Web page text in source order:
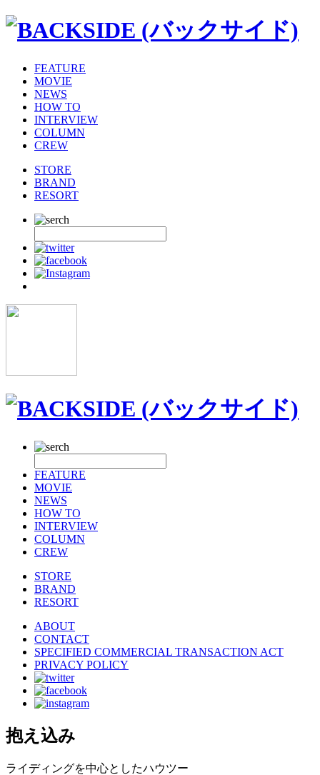
FEATURE
MOVIE
NEWS
HOW TO
INTERVIEW
COLUMN
CREW
STORE
BRAND
RESORT
FEATURE
MOVIE
NEWS
HOW TO
INTERVIEW
COLUMN
CREW
STORE
BRAND
RESORT
ABOUT
CONTACT
SPECIFIED COMMERCIAL TRANSACTION ACT
PRIVACY POLICY
抱え込み
ライディングを中心としたハウツー